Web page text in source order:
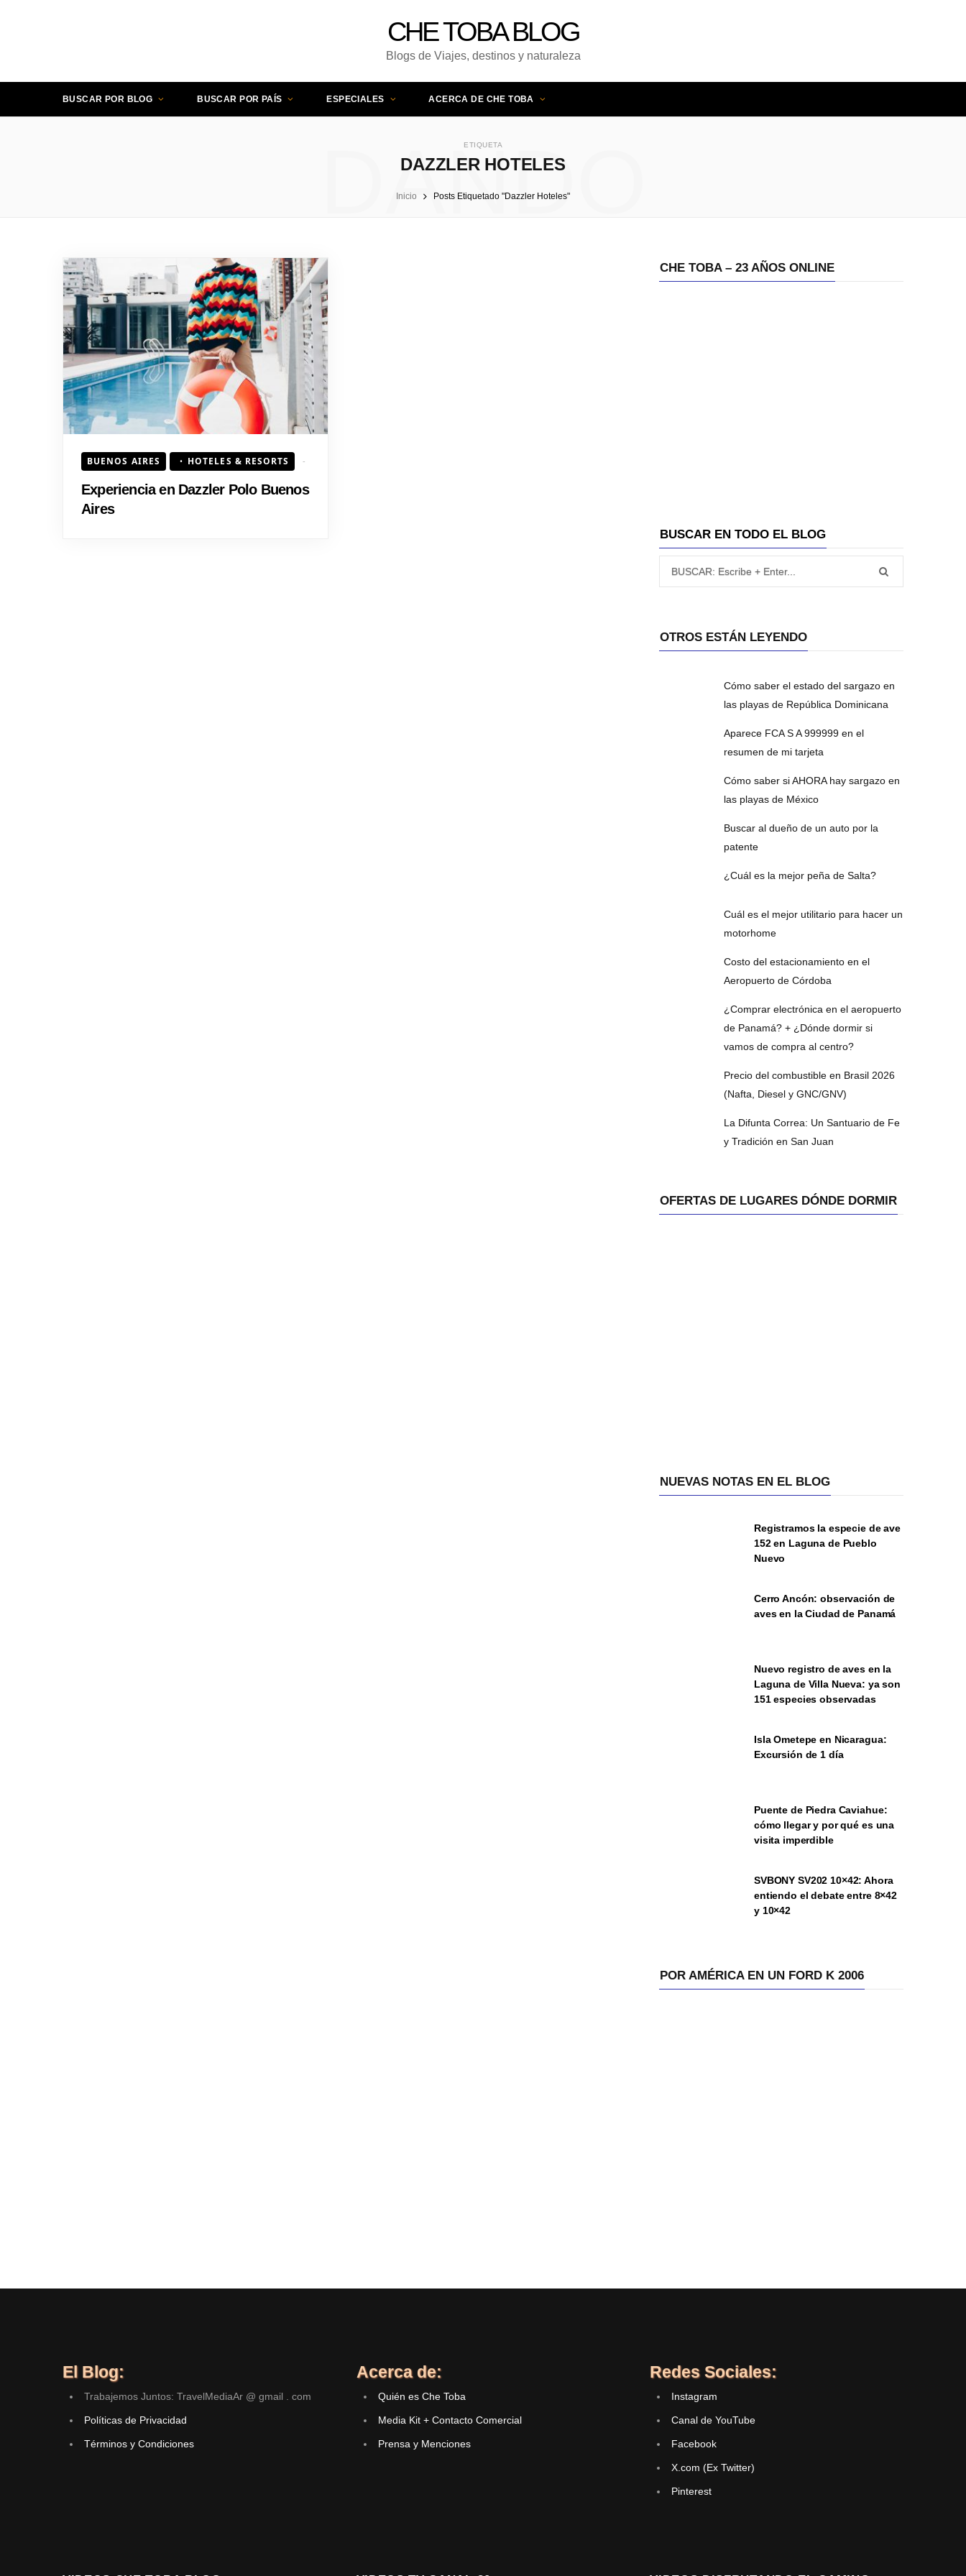
CHE TOBA BLOG
Blogs de Viajes, destinos y naturaleza
BUSCAR POR BLOG BUSCAR POR PAÍS ESPECIALES ACERCA DE CHE TOBA
ETIQUETA
DAZZLER HOTELES
DANDO
HOJEADA
Inicio Posts Etiquetado "Dazzler Hoteles"
BUENOS AIRES HOTELES & RESORTS
Experiencia en Dazzler Polo Buenos
Aires
CHE TOBA – 23 AÑOS ONLINE
BUSCAR EN TODO EL BLOG
OTROS ESTÁN LEYENDO
Cómo saber el estado del sargazo en
las playas de República Dominicana
Aparece FCA S A 999999 en el
resumen de mi tarjeta
Cómo saber si AHORA hay sargazo en
las playas de México
Buscar al dueño de un auto por la
patente
¿Cuál es la mejor peña de Salta?
Cuál es el mejor utilitario para hacer un
motorhome
Costo del estacionamiento en el
Aeropuerto de Córdoba
¿Comprar electrónica en el aeropuerto
de Panamá? + ¿Dónde dormir si
vamos de compra al centro?
Precio del combustible en Brasil 2026
(Nafta, Diesel y GNC/GNV)
La Difunta Correa: Un Santuario de Fe
y Tradición en San Juan
OFERTAS DE LUGARES DÓNDE DORMIR
NUEVAS NOTAS EN EL BLOG
Registramos la especie de ave
152 en Laguna de Pueblo
Nuevo
Cerro Ancón: observación de
aves en la Ciudad de Panamá
Nuevo registro de aves en la
Laguna de Villa Nueva: ya son
151 especies observadas
Isla Ometepe en Nicaragua:
Excursión de 1 día
Puente de Piedra Caviahue:
cómo llegar y por qué es una
visita imperdible
SVBONY SV202 10×42: Ahora
entiendo el debate entre 8×42
y 10×42
POR AMÉRICA EN UN FORD K 2006
El Blog:
Trabajemos Juntos: TravelMediaAr @ gmail . com
Políticas de Privacidad
Términos y Condiciones
Acerca de:
Quién es Che Toba
Media Kit + Contacto Comercial
Prensa y Menciones
Redes Sociales:
Instagram
Canal de YouTube
Facebook
X.com (Ex Twitter)
Pinterest